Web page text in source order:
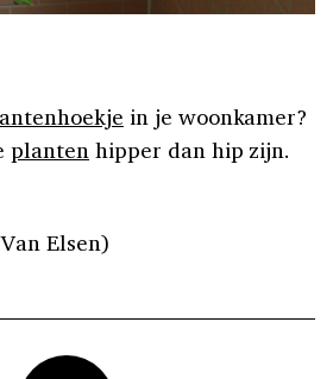
in je woonkamer?
planten hipper dan hip zijn.
Elsen)